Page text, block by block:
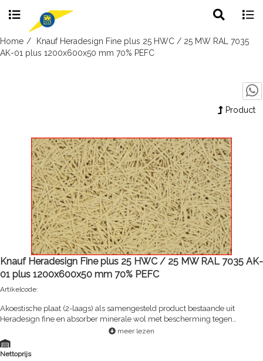
Skip
to
search
Home
Knauf Heradesign Fine plus 25 HWC / 25 MW RAL 7035
AK-01 plus 1200x600x50 mm 70% PEFC
Product
Knauf Heradesign Fine plus 25 HWC / 25 MW RAL 7035 AK-
01 plus 1200x600x50 mm 70% PEFC
Artikelcode:
Akoestische plaat (2-laags) als samengesteld product bestaande uit
Heradesign fine en absorber minerale wol met bescherming tegen
meer lezen
Nettoprijs